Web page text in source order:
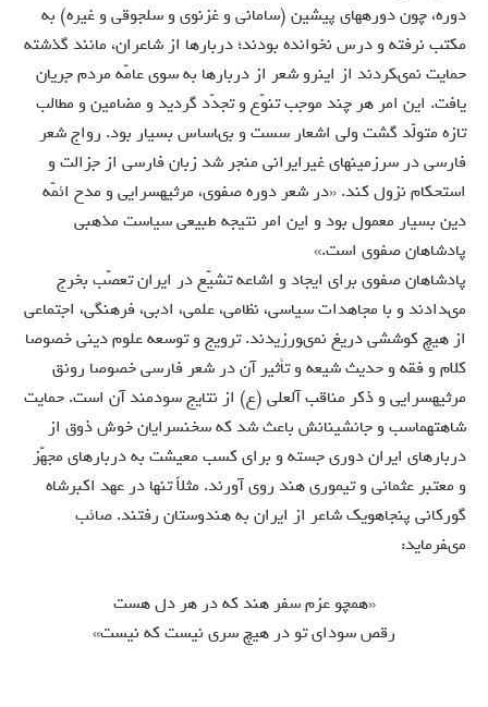
دوره، چون دوره‏هاى پيشين (سامانى و غزنوى و سلجوقى و غيره) به
مكتب نرفته و درس نخوانده بودند؛ دربارها از شاعران، مانند گذشته
حمايت نمى‏كردند از اينرو شعر از دربارها به سوى عامّه مردم جريان
يافت. اين امر هر چند موجب تنوّع و تجدّد گرديد و مضامين و مطالب
تازه متولّد گشت ولى اشعار سست و بى‏اساس بسيار بود. رواج شعر
فارسى در سرزمينهاى غيرايرانى منجر شد زبان فارسى از جزالت و
استحكام نزول كند. «در شعر دوره صفوى، مرثيه‏سرايى و مدح ائمّه
دين بسيار معمول بود و اين امر نتيجه طبيعى سياست مذهبى
پادشاهان صفوى است.»
پادشاهان صفوى براى ايجاد و اشاعه تشيّع در ايران تعصّب بخرج
مى‏دادند و با مجاهدات سياسى، نظامى، علمى، ادبى، فرهنگى، اجتماعى
از هيچ كوششى دريغ نمى‏ورزيدند. ترويج و توسعه علوم دينى خصوصا
كلام و فقه و حديث شيعه و تأثير آن در شعر فارسى خصوصا رونق
مرثيه‏سرايى و ذكر مناقب آل‏على (ع) از نتايج سودمند آن است. حمايت
شاه‏تهماسب و جانشينانش باعث شد كه سخن‏سرايان خوش ذوق از
دربارهاى ايران دورى جسته و براى كسب معيشت به دربارهاى مجهّز
و معتبر عثمانى و تيمورى هند روى آورند. مثلاً تنها در عهد اكبرشاه
گوركانى پنجاه‏ويك شاعر از ايران به هندوستان رفتند. صائب
مى‏فرمايد:
«همچو عزم سفر هند كه در هر دل هست
رقص سوداى تو در هيچ سرى نيست كه نيست»